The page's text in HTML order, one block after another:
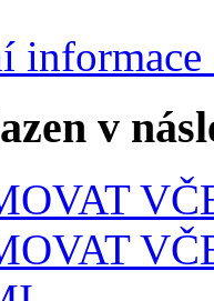
informace
v